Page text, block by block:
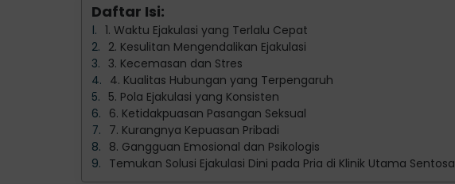
Daftar Isi:
1. Waktu Ejakulasi yang Terlalu Cepat
2. Kesulitan Mengendalikan Ejakulasi
3. Kecemasan dan Stres
4. Kualitas Hubungan yang Terpengaruh
5. Pola Ejakulasi yang Konsisten
6. Ketidakpuasan Pasangan Seksual
7. Kurangnya Kepuasan Pribadi
8. Gangguan Emosional dan Psikologis
Temukan Solusi Ejakulasi Dini pada Pria di Klinik Utama Sentosa